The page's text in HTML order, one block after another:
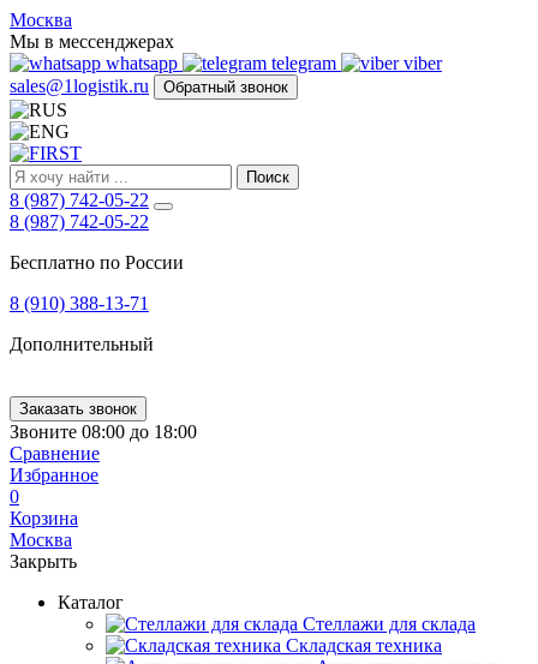
FIRST
Адрес
и
телефон:
Москва,
Алтуфьевское
ш.
д.
48,
корпус
2,
офис
127549
Россия
250-
21-
51,
E-
mail:
sales@1Logistik.ru
Москва
Мы в мессенджерах
whatsapp
telegram
viber
sales@1logistik.ru
Обратный звонок
Поиск
8 (987) 742-05-22
8 (987) 742-05-22
Бесплатно по России
8 (910) 388-13-71
Дополнительный
Заказать звонок
Звоните 08:00 до 18:00
Сравнение
Избранное
0
Корзина
Москва
Закрыть
Каталог
Cтеллажи для склада
Складская техника